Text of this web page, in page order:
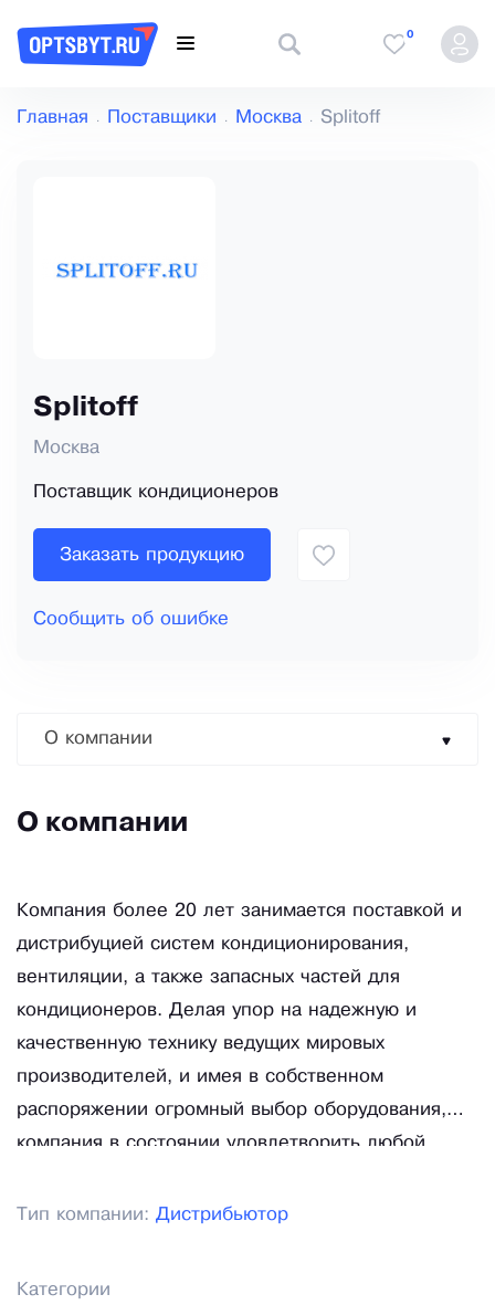
0
Главная Поставщики Москва Splitoff
Splitoff
Москва
Поставщик кондиционеров
Заказать продукцию
Сообщить об ошибке
О компании
О компании
Компания более 20 лет занимается поставкой и
дистрибуцией систем кондиционирования,
вентиляции, а также запасных частей для
кондиционеров. Делая упор на надежную и
качественную технику ведущих мировых
производителей, и имея в собственном
распоряжении огромный выбор оборудования,
компания в состоянии удовлетворить любой
вентиляции помещения, промышленного
Тип компании: Дистрибьютор
Категории